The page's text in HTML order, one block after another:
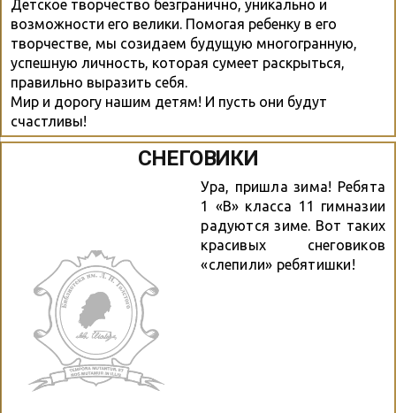
Детское творчество безгранично, уникально и
возможности его велики. Помогая ребенку в его
творчестве, мы созидаем будущую многогранную,
успешную личность, которая сумеет раскрыться,
правильно выразить себя.
Мир и дорогу нашим детям! И пусть они будут
счастливы!
СНЕГОВИКИ
Ура, пришла зима! Ребята
1 «В» класса 11 гимназии
радуются зиме. Вот таких
красивых снеговиков
«слепили» ребятишки!